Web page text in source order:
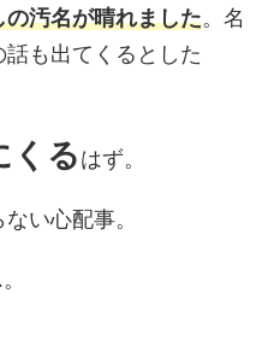
汚名が晴れました。名
も出てくるとした
くるはず。
い心配事。